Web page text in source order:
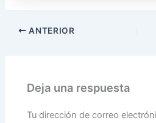
ANTERIOR
Deja una respuesta
Tu dirección de correo